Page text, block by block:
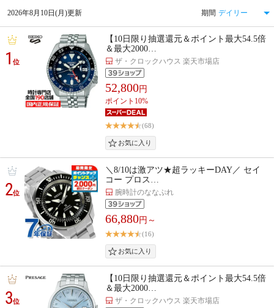
2026年8月10日(月)更新 期間
1位
【10日限り抽選還元＆ポイント最大54.5倍
＆最大2000…
ザ・クロックハウス 楽天市場店
52,800円
ポイント10%
(68)
2位
＼8/10は激アツ★超ラッキーDAY／ セイ
コー プロス…
腕時計のななぷれ
66,880円～
(16)
3位
【10日限り抽選還元＆ポイント最大54.5倍
＆最大2000…
ザ・クロックハウス 楽天市場店